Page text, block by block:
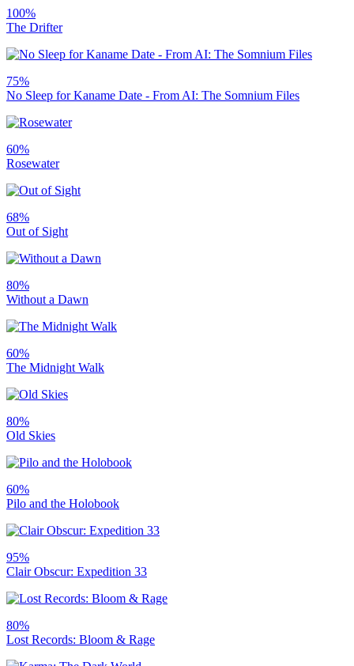
100%
The Drifter
75%
No Sleep for Kaname Date - From AI: The Somnium Files
60%
Rosewater
68%
Out of Sight
80%
Without a Dawn
60%
The Midnight Walk
80%
Old Skies
60%
Pilo and the Holobook
95%
Clair Obscur: Expedition 33
80%
Lost Records: Bloom & Rage